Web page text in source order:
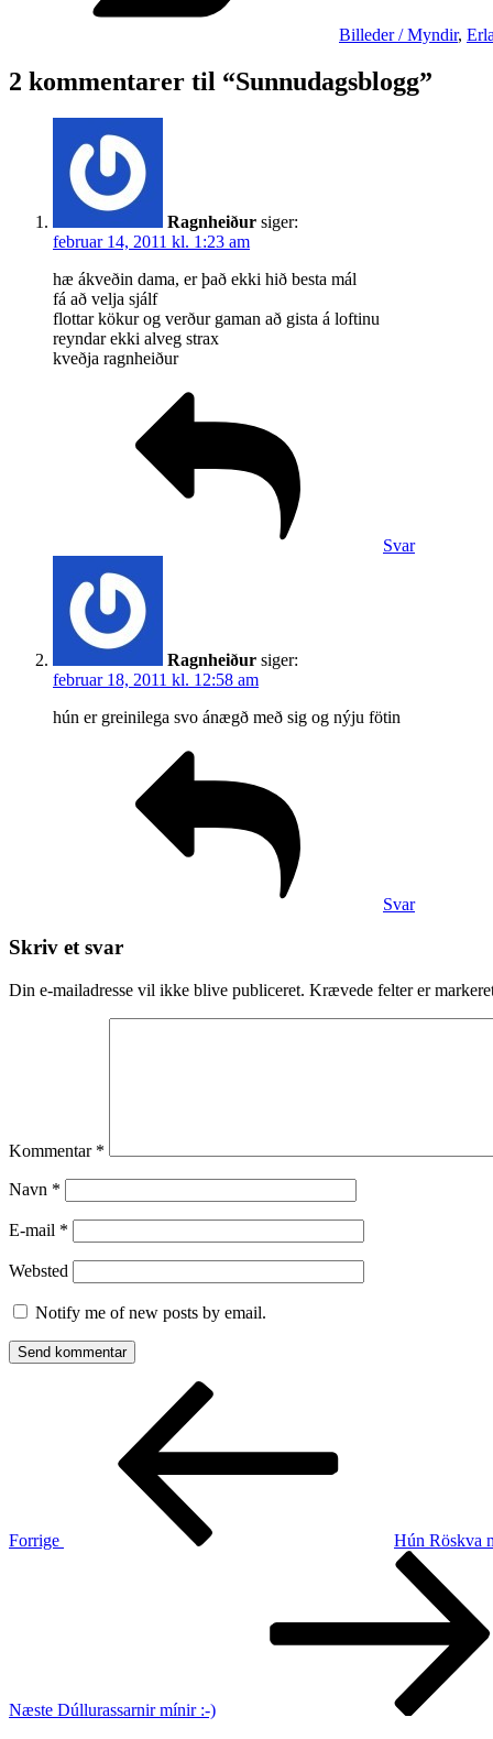
Billeder / Myndir,
2 kommentarer til “Sunnudagsblogg”
Ragnheiður siger:
februar 14, 2011 kl. 1:23 am
hæ ákveðin dama, er það ekki hið besta mál
fá að velja sjálf
flottar kökur og verður gaman að gista á loftinu
reyndar ekki alveg strax
kveðja ragnheiður
Svar
Ragnheiður siger:
februar 18, 2011 kl. 12:58 am
hún er greinilega svo ánægð með sig og nýju fötin
Svar
Skriv et svar
Din e-mailadresse vil ikke blive publiceret. Krævede felter er
Kommentar *
Navn *
E-mail *
Websted
Notify me of new posts by email.
Indlægsnavigation
Forrige
Hún Röskva
Næste Dúllurassarnir mínir :-)